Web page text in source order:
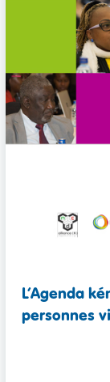
L’Agenda
personnes